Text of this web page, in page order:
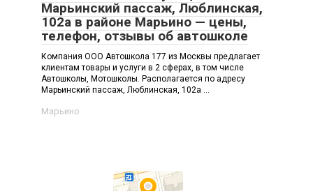
Марьинский пассаж, Люблинская,
102а в районе Марьино — цены,
телефон, отзывы об автошколе
Компания ООО Автошкола 177 из Москвы предлагает
клиентам товары и услуги в 2 сферах, в том числе
Автошколы, Мотошколы. Располагается по адресу
Марьинский пассаж, Люблинская, 102а ...
Марьино